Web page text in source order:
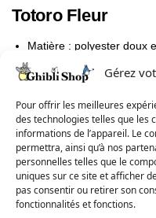
Gérez
Pour offrir les meilleures
des technologies telles que les
informations de l’appareil. Le
permettra, ainsi qu’à nos
personnelles telles que le
uniques sur ce site et afficher
pas consentir ou retirer son
fonctionnalités et fonctions.
Totoro Fleur
Matière : polyester doux
Taille : 72 cm x 197 cm,
complètement et vous
de Totoro est un must-
adorable personnage.
Personnages : Noiraudes
Entretien : cette écharpe
pour un entretien facile.
Pour toutes les
vous détendre à la maison.